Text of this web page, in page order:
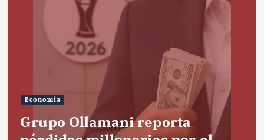
Economía
Grupo Ollamani reporta